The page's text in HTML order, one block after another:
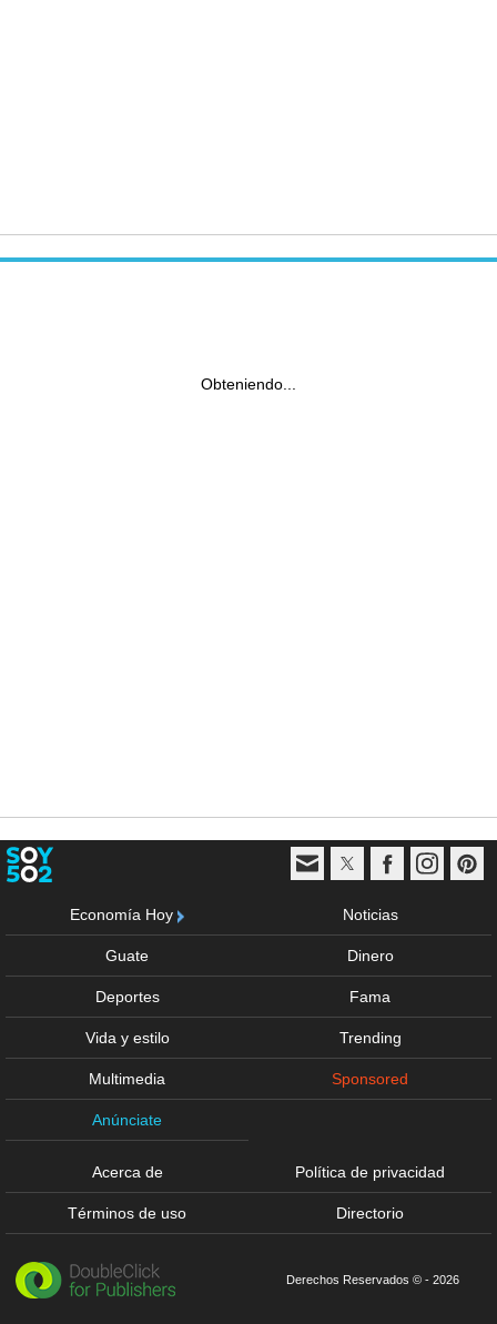
Obteniendo...
Economía Hoy Noticias
Guate Dinero
Deportes Fama
Vida y estilo Trending
Multimedia Sponsored
Anúnciate
Acerca de Política de privacidad
Términos de uso Directorio
Derechos Reservados © - 2026